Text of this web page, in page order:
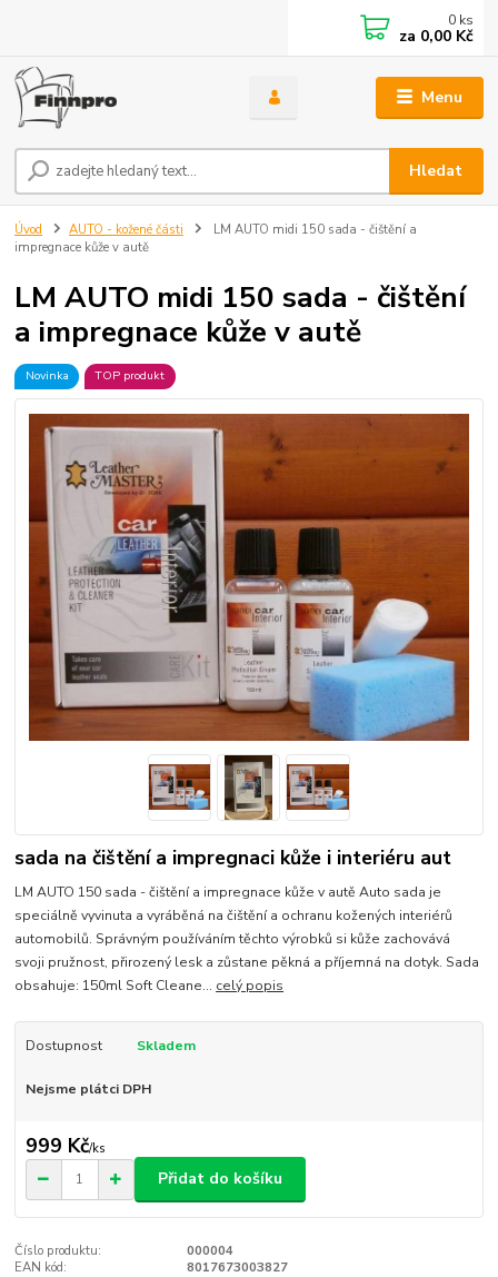
Menu
Hledat
0 ks
za 0,00 Kč
Úvod AUTO - kožené části
LM AUTO midi 150 sada - čištění a
impregnace kůže v autě
LM AUTO midi 150 sada - čištění
a impregnace kůže v autě
Novinka TOP produkt
sada na čištění a impregnaci kůže i interiéru aut
LM AUTO 150 sada - čištění a impregnace kůže v autě Auto sada je
speciálně vyvinuta a vyráběná na čištění a ochranu kožených interiérů
automobilů. Správným používáním těchto výrobků si kůže zachovává
svoji pružnost, přirozený lesk a zůstane pěkná a příjemná na dotyk. Sada
obsahuje: 150ml Soft Cleane... celý popis
Dostupnost Skladem
Nejsme plátci DPH
999 Kč/ks
Přidat do košíku
Číslo produktu:
000004
EAN kód:
8017673003827